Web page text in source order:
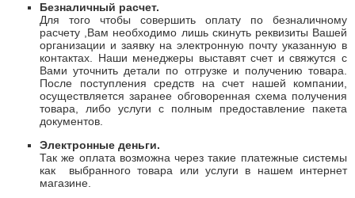
Безналичный расчет.
Для того чтобы совершить оплату по безналичному
расчету ,Вам необходимо лишь скинуть реквизиты Вашей
организации и заявку на электронную почту указанную в
контактах. Наши менеджеры выставят счет и свяжутся с
Вами уточнить детали по отгрузке и получению товара.
После поступления средств на счет нашей компании,
осуществляется заранее обговоренная схема получения
товара, либо услуги с полным предоставление пакета
документов.
Электронные деньги.
Так же оплата возможна через такие платежные системы
как
выбранного товара или услуги в нашем интернет
магазине.